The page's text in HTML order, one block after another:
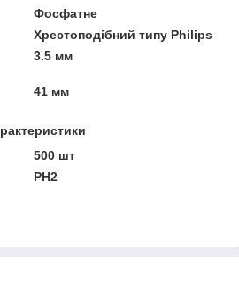
Фосфатне
Хрестоподібний типу Philips
3.5 мм
41 мм
500 шт
PH2